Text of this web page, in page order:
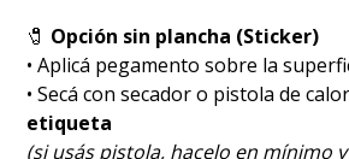
🧷 Opción sin plancha (Sticker)
• Aplicá pegamento sobre la
• Secá con secador o pistola de
etiqueta
(si usás pistola, hacelo en mínimo